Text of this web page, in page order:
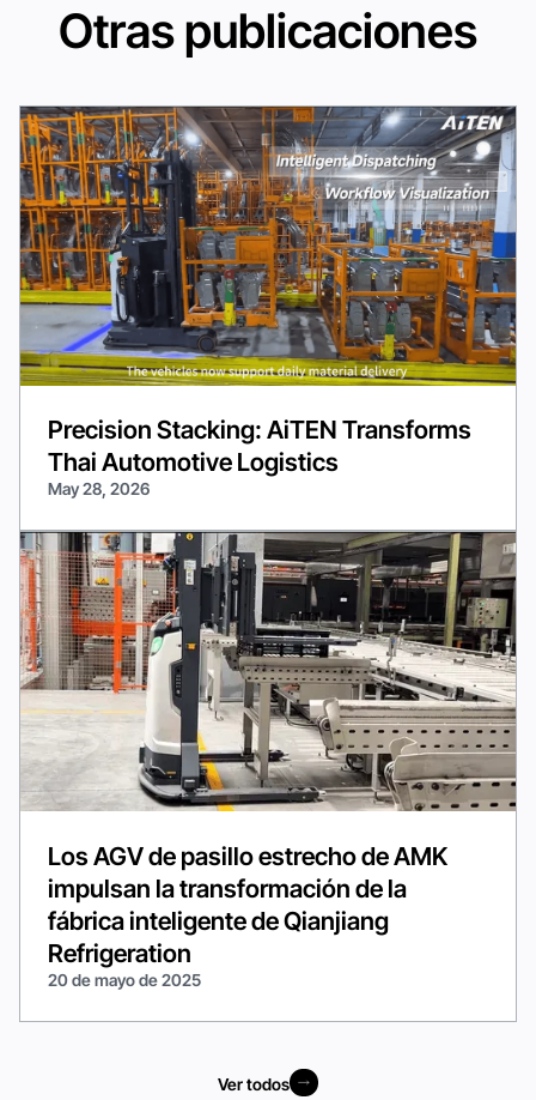
Otras publicaciones
Precision Stacking: AiTEN Transforms
Thai Automotive Logistics
May 28, 2026
Los AGV de pasillo estrecho de AMK
impulsan la transformación de la
fábrica inteligente de Qianjiang
Refrigeration
20 de mayo de 2025
Ver todos